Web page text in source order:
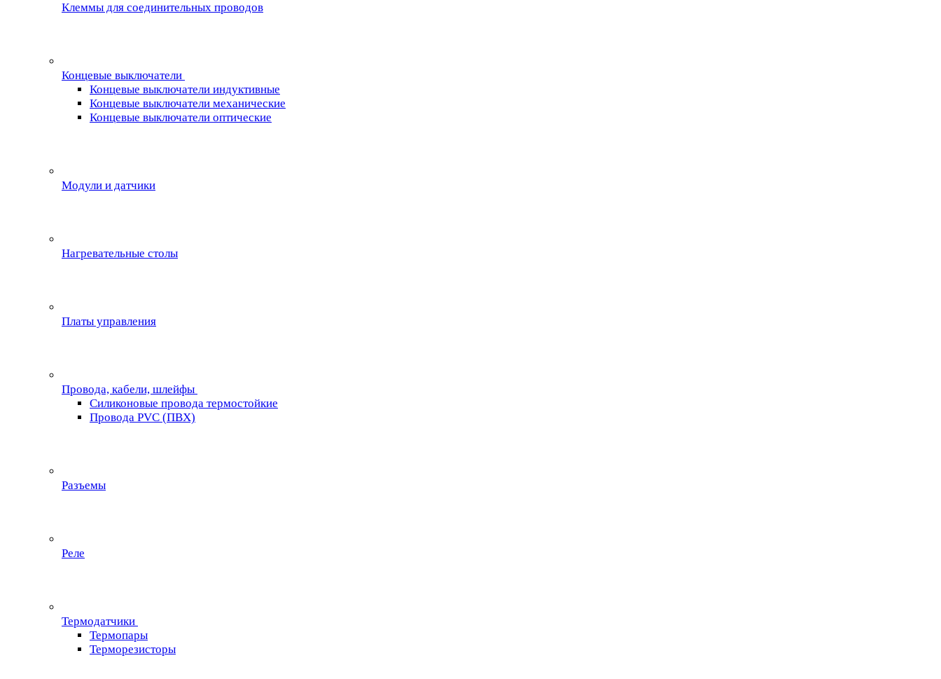
Клеммы для соединительных проводов
Концевые выключатели
Концевые выключатели индуктивные
Концевые выключатели механические
Концевые выключатели оптические
Модули и датчики
Нагревательные столы
Платы управления
Провода, кабели, шлейфы
Силиконовые провода термостойкие
Провода PVC (ПВХ)
Разъемы
Реле
Термодатчики
Термопары
Терморезисторы